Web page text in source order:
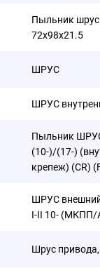
Пыльник шрус
72x98x21.5
ШРУС
ШРУС
Пыльник
(10-)/(17-)
крепеж) (CR)
ШРУС внешний
I-II 10-
Шрус привода,